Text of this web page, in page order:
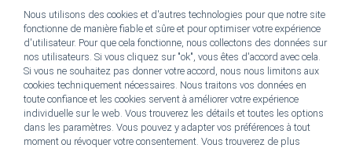
SUIVEZ-NOUS
Vers la page d’accueil SpaDreamsFR
Nous utilisons des cookies et d'autres technologies pour que notre site
fonctionne de manière fiable et sûre et pour optimiser votre expérience
d'utilisateur. Pour que cela fonctionne, nous collectons des données sur
nos utilisateurs. Si vous cliquez sur "ok", vous êtes d'accord avec cela.
Si vous ne souhaitez pas donner votre accord, nous nous limitons aux
cookies techniquement nécessaires. Nous traitons vos données en
toute confiance et les cookies servent à améliorer votre expérience
individuelle sur le web. Vous trouverez les détails et toutes les options
dans les paramètres. Vous pouvez y adapter vos préférences à tout
moment ou révoquer votre consentement. Vous trouverez de plus